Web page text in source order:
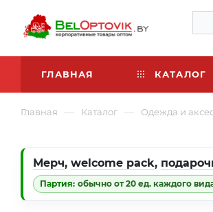
ГЛАВНАЯ КАТАЛОГ
Главная — Каталог — Одежда и
Мерч, welcome pack,
Партия: обычно от 20 ед. каждого